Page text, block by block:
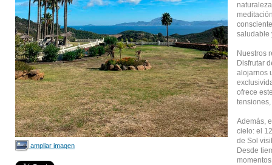
ampliar imagen
saludable
Nuestros
Disfrutar
alojarnos
ofrece
Además,
cielo: el
de Sol
Desde